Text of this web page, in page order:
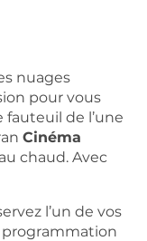
nuages
pour vous
de l’une
Cinéma
chaud. Avec
l’un de vos
programmation